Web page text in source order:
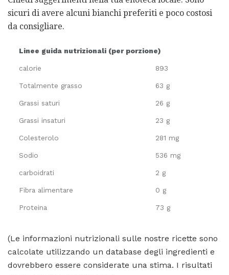
sicuri di avere alcuni bianchi preferiti e poco costosi
da consigliare.
Linee guida nutrizionali (per porzione)
calorie 893
Totalmente grasso 63 g
Grassi saturi 26 g
Grassi insaturi 23 g
Colesterolo 281 mg
Sodio 536 mg
carboidrati 2 g
Fibra alimentare 0 g
Proteina 73 g
(Le informazioni nutrizionali sulle nostre ricette sono
calcolate utilizzando un database degli ingredienti e
dovrebbero essere considerate una stima. I risultati